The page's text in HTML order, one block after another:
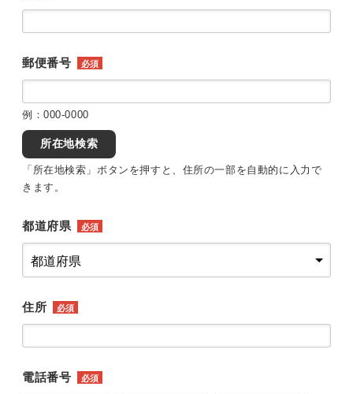
郵便番号 必須
例：000-0000
所在地検索
「所在地検索」ボタンを押すと、住所の一部を自動的に入力で
きます。
都道府県 必須
住所 必須
電話番号 必須